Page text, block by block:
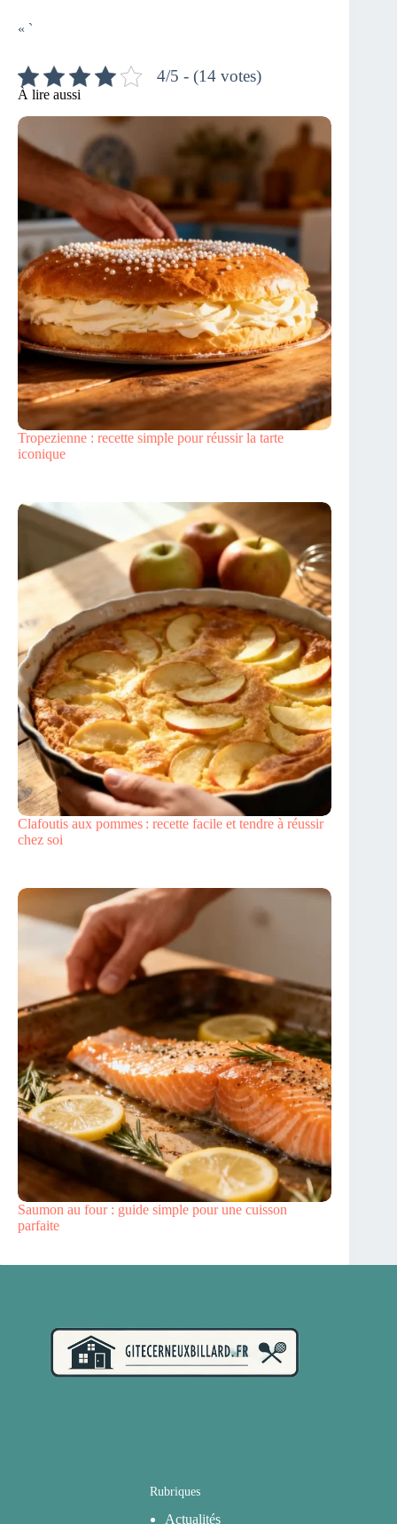
« `
4/5 - (14 votes)
À lire aussi
Tropezienne : recette simple pour réussir la tarte
iconique
Clafoutis aux pommes : recette facile et tendre à réussir
chez soi
Saumon au four : guide simple pour une cuisson
parfaite
Rubriques
Actualités